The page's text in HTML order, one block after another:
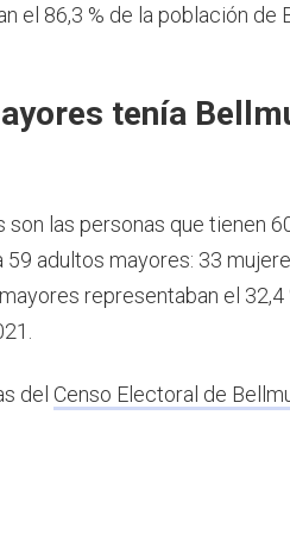
el 86,3 % de la población de
tenía
son las personas que tienen
adultos mayores: 33
representaban el
del Censo Electoral de